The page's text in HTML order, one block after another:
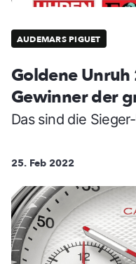
AUDEMARS PIGUET
Goldene
Gewinner der
Das sind die
25. Feb 2022